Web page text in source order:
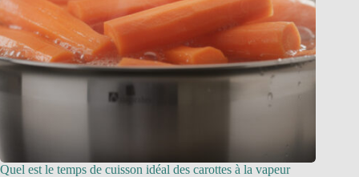
Quel est le temps de cuisson idéal des carottes à la vapeur